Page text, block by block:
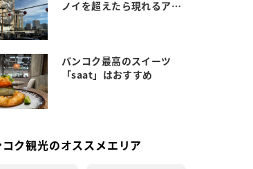
ノイを超えたら現れるアー
バンコク最高のスイーツ
「saat」はおすすめ
ク観光のオススメエリア